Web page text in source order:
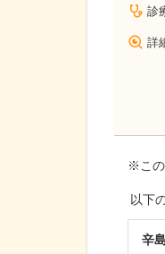
診
詳
※この
以下
辛